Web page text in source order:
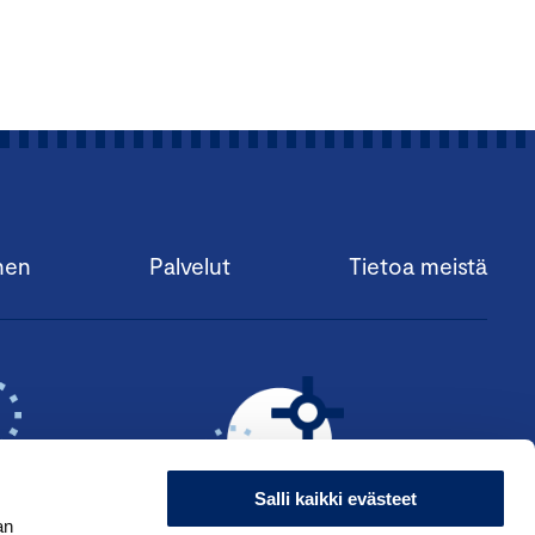
Salli kaikki evästeet
Palvelut Tietoa meistä